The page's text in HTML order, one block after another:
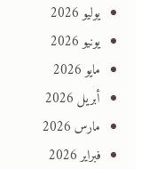
يوليو 2026
يونيو 2026
مايو 2026
أبريل 2026
مارس 2026
فبراير 2026